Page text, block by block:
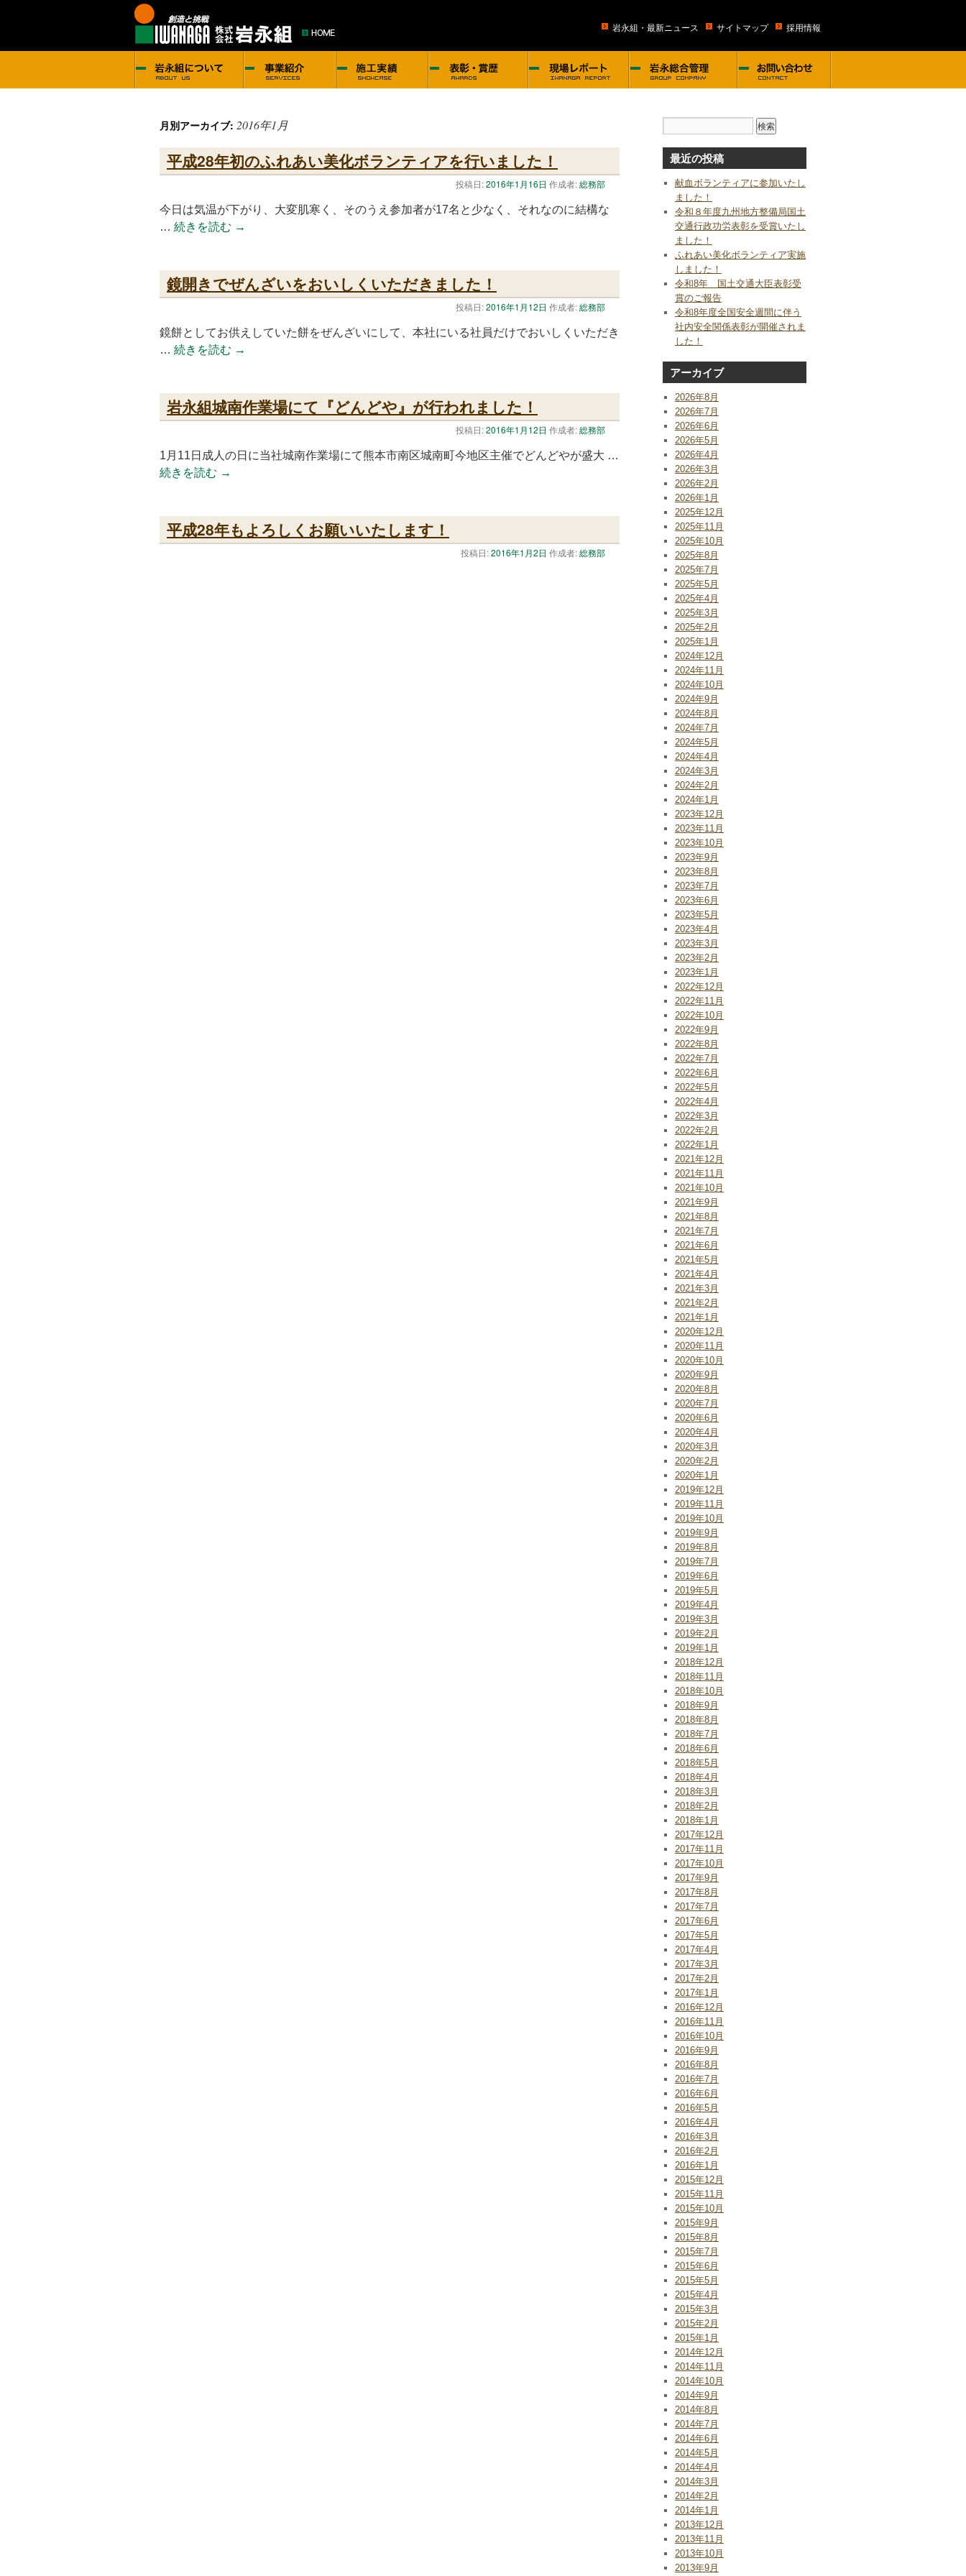
岩永組・最新ニュース サイトマップ 採用情報
月別アーカイブ: 2016年1月
平成28年初のふれあい美化ボランティアを行いました！
投稿日:2016年1月16日 作成者:総務部
今日は気温が下がり、大変肌寒く、そのうえ参加者が17名と少なく、それなのに結構な
… 続きを読む →
鏡開きでぜんざいをおいしくいただきました！
投稿日:2016年1月12日 作成者:総務部
鏡餅としてお供えしていた餅をぜんざいにして、本社にいる社員だけでおいしくいただき
… 続きを読む →
岩永組城南作業場にて『どんどや』が行われました！
投稿日:2016年1月12日 作成者:総務部
1月11日成人の日に当社城南作業場にて熊本市南区城南町今地区主催でどんどやが盛大 …
続きを読む →
平成28年もよろしくお願いいたします！
投稿日:2016年1月2日 作成者:総務部
最近の投稿
献血ボランティアに参加いたし
ました！
令和８年度九州地方整備局国土
交通行政功労表彰を受賞いたし
ました！
ふれあい美化ボランティア実施
しました！
令和8年 国土交通大臣表彰受
賞のご報告
令和8年度全国安全週間に伴う
社内安全関係表彰が開催されま
した！
アーカイブ
2026年8月
2026年7月
2026年6月
2026年5月
2026年4月
2026年3月
2026年2月
2026年1月
2025年12月
2025年11月
2025年10月
2025年8月
2025年7月
2025年5月
2025年4月
2025年3月
2025年2月
2025年1月
2024年12月
2024年11月
2024年10月
2024年9月
2024年8月
2024年7月
2024年5月
2024年4月
2024年3月
2024年2月
2024年1月
2023年12月
2023年11月
2023年10月
2023年9月
2023年8月
2023年7月
2023年6月
2023年5月
2023年4月
2023年3月
2023年2月
2023年1月
2022年12月
2022年11月
2022年10月
2022年9月
2022年8月
2022年7月
2022年6月
2022年5月
2022年4月
2022年3月
2022年2月
2022年1月
2021年12月
2021年11月
2021年10月
2021年9月
2021年8月
2021年7月
2021年6月
2021年5月
2021年4月
2021年3月
2021年2月
2021年1月
2020年12月
2020年11月
2020年10月
2020年9月
2020年8月
2020年7月
2020年6月
2020年4月
2020年3月
2020年2月
2020年1月
2019年12月
2019年11月
2019年10月
2019年9月
2019年8月
2019年7月
2019年6月
2019年5月
2019年4月
2019年3月
2019年2月
2019年1月
2018年12月
2018年11月
2018年10月
2018年9月
2018年8月
2018年7月
2018年6月
2018年5月
2018年4月
2018年3月
2018年2月
2018年1月
2017年12月
2017年11月
2017年10月
2017年9月
2017年8月
2017年7月
2017年6月
2017年5月
2017年4月
2017年3月
2017年2月
2017年1月
2016年12月
2016年11月
2016年10月
2016年9月
2016年8月
2016年7月
2016年6月
2016年5月
2016年4月
2016年3月
2016年2月
2016年1月
2015年12月
2015年11月
2015年10月
2015年9月
2015年8月
2015年7月
2015年6月
2015年5月
2015年4月
2015年3月
2015年2月
2015年1月
2014年12月
2014年11月
2014年10月
2014年9月
2014年8月
2014年7月
2014年6月
2014年5月
2014年4月
2014年3月
2014年2月
2014年1月
2013年12月
2013年11月
2013年10月
2013年9月